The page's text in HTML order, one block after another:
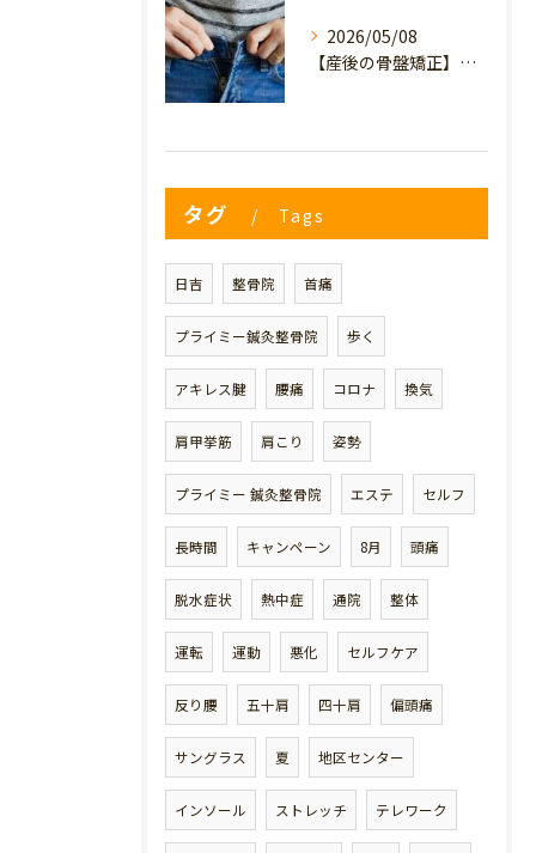
2026/05/08
【産後の骨盤矯正】妊娠前のデニムが履けない…
タグ Tags
日吉 整骨院 首痛
プライミー鍼灸整骨院 歩く
アキレス腱 腰痛 コロナ 換気
肩甲挙筋 肩こり 姿勢
プライミー 鍼灸整骨院 エステ セルフ
長時間 キャンペーン 8月 頭痛
脱水症状 熱中症 通院 整体
運転 運動 悪化 セルフケア
反り腰 五十肩 四十肩 偏頭痛
サングラス 夏 地区センター
インソール ストレッチ テレワーク